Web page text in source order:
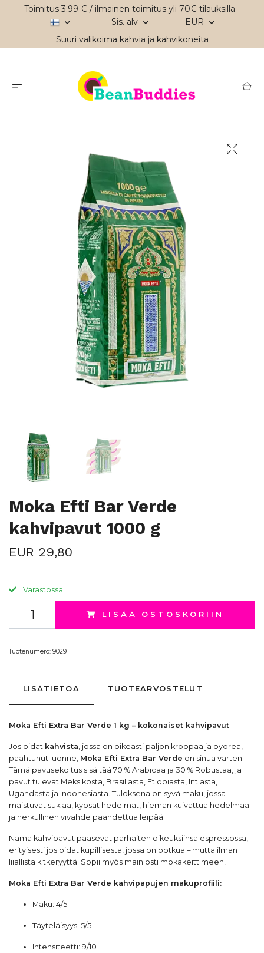
Toimitus 3.99 € / ilmainen toimitus yli 70€ tilauksilla
Sis. alv
EUR
Suuri valikoima kahvia ja kahvikoneita
Moka Efti Bar Verde
kahvipavut 1000 g
EUR 29,80
Varastossa
LISÄÄ OSTOSKORIIN
Tuotenumero: 9029
LISÄTIETOA TUOTEARVOSTELUT
Moka Efti Extra Bar Verde 1 kg – kokonaiset kahvipavut
Jos pidät kahvista, jossa on oikeasti paljon kroppaa ja pyöreä,
paahtunut luonne, Moka Efti Extra Bar Verde on sinua varten.
Tämä pavusekoitus sisältää 70 % Arabicaa ja 30 % Robustaa, ja
pavut tulevat Meksikosta, Brasiliasta, Etiopiasta, Intiasta,
Ugandasta ja Indonesiasta. Tuloksena on syvä maku, jossa
maistuvat suklaa, kypsät hedelmät, hieman kuivattua hedelmää
ja herkullinen vivahde paahdettua leipää.
Nämä kahvipavut pääsevät parhaiten oikeuksiinsa espressossa,
erityisesti jos pidät kupillisesta, jossa on potkua – mutta ilman
liiallista kitkeryyttä. Sopii myös mainiosti mokakeittimeen!
Moka Efti Extra Bar Verde kahvipapujen makuprofiili:
Maku: 4/5
Täyteläisyys: 5/5
Intensiteetti: 9/10